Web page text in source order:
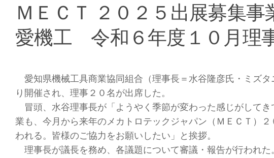
ＭＥＣＴ ２０２５出展募集事
愛機工 令和６年度１０月理
愛知県機械工具商業協同組合（理事長＝水谷隆彦氏・ミズ
り開催され、理事２０名が出席した。
冒頭、水谷理事長が「ようやく季節が変わった感じがして
業も、今月から来年のメカトロテックジャパン（ＭＥＣＴ）
われる。皆様のご協力をお願いしたい」と挨拶。
理事長が議長を務め、各議題について審議・報告が行われた。